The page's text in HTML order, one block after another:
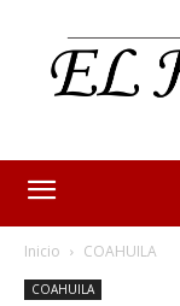
Inicio COAHUILA
COAHUILA